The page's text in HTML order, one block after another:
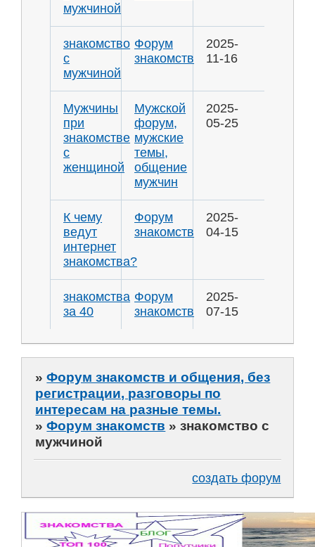
мужчиной
знакомство
с
мужчиной
Форум
знакомств
2025-
11-16
Мужчины
при
знакомстве
с
женщиной
Мужской
форум,
мужские
темы,
общение
мужчин
2025-
05-25
К чему
ведут
интернет
знакомства?
Форум
знакомств
2025-
04-15
знакомства
за 40
Форум
знакомств
2025-
07-15
»Форум знакомств и общения, без
регистрации, разговоры по
интересам на разные темы.
»Форум знакомств »знакомство с
мужчиной
создать форум